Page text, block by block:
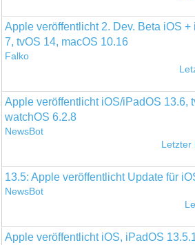
Apple veröffentlicht 2. Dev. Beta iOS
7, tvOS 14, macOS 10.16
Falko
Apple veröffentlicht iOS/iPadOS 13.6,
watchOS 6.2.8
NewsBot
13.5: Apple veröffentlicht Update für
NewsBot
Apple veröffentlicht iOS, iPadOS